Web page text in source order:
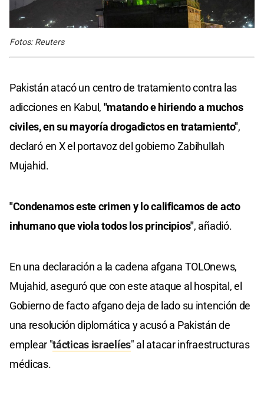
Fotos: Reuters
Pakistán atacó un centro de tratamiento contra las
adicciones en Kabul, "matando e hiriendo a muchos
civiles, en su mayoría drogadictos en tratamiento",
declaró en X el portavoz del gobierno Zabihullah
Mujahid.
"Condenamos este crimen y lo calificamos de acto
inhumano que viola todos los principios", añadió.
En una declaración a la cadena afgana TOLOnews,
Mujahid, aseguró que con este ataque al hospital, el
Gobierno de facto afgano deja de lado su intención de
una resolución diplomática y acusó a Pakistán de
emplear "tácticas israelíes" al atacar infraestructuras
médicas.